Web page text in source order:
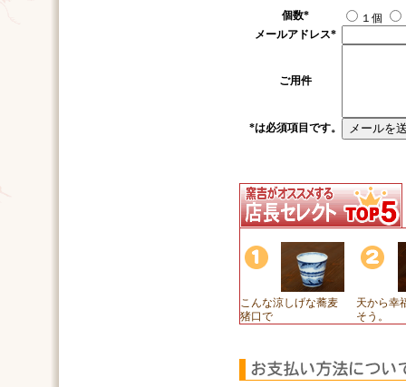
個数* １個
メールアドレス*
ご用件
*は必須項目です。
こんな涼しげな蕎麦
猪口で
天から幸
そう。